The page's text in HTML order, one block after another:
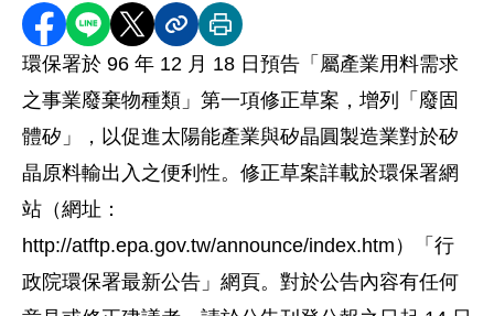
分享至 Facebook
分享到 LINE
分享到 X分享內容連結
列印本頁
環保署於 96 年 12 月 18 日預告「屬產業用料需求
之事業廢棄物種類」第一項修正草案，增列「廢固
體矽」，以促進太陽能產業與矽晶圓製造業對於矽
晶原料輸出入之便利性。修正草案詳載於環保署網
站（網址：
http://atftp.epa.gov.tw/announce/index.htm）「行
政院環保署最新公告」網頁。對於公告內容有任何